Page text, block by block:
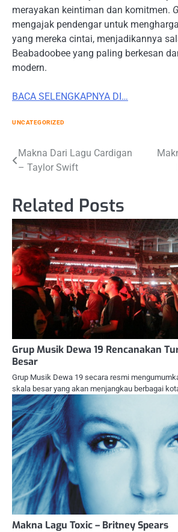
merayakan keintiman dan komitmen.
mengajak pendengar untuk
yang mereka cintai, menjadikannya
Beabadoobee yang paling berkesan
modern.
BACA SELENGKAPNYA DI…
UNCATEGORIZED
Post
navigation
Makna Dari Lagu Cardigan
– Taylor Swift
Related Posts
Grup Musik Dewa 19 Rencanakan
Besar
Grup Musik Dewa 19 secara resmi
skala besar yang akan menjangkau berbagai
Makna Lagu Toxic – Britney Spears